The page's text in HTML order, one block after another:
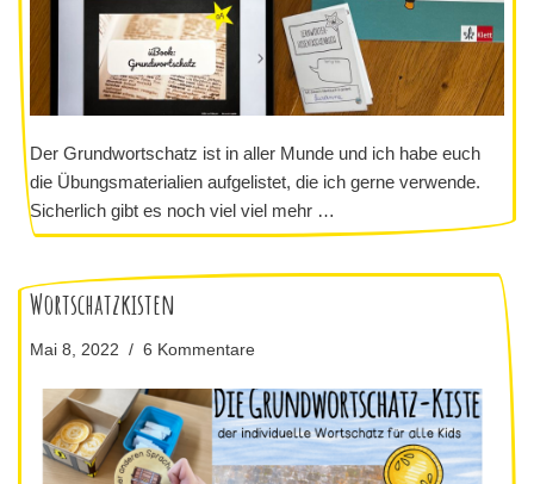
Der Grundwortschatz ist in aller Munde und ich habe euch
die Übungsmaterialien aufgelistet, die ich gerne verwende.
Sicherlich gibt es noch viel viel mehr …
Wortschatzkisten
Mai 8, 2022 6 Kommentare